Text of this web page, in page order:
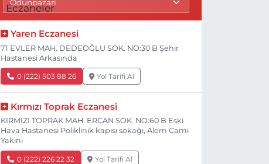
Yaren Eczanesi
71 EVLER MAH. DEDEOĞLU SOK. NO:30 B Şehir
Hastanesi Arkasında
0 (222) 503 88 26 Yol Tarifi Al
Kırmızı Toprak Eczanesi
KIRMIZI TOPRAK MAH. ERCAN SOK. NO:60 B Eski
Hava Hastanesi Poliklinik kapısı sokağı, Alem Cami
Yakını
0 (222) 226 22 32 Yol Tarifi Al